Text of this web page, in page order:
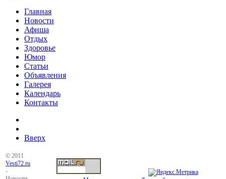
Главная
Новости
Афиша
Отдых
Здоровье
Юмор
Статьи
Объявления
Галерея
Календарь
Контакты
Вверх
© 2011
Vesti72.ru
-